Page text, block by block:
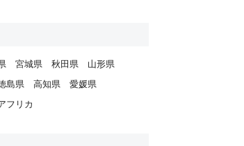
宮城県 秋田県
山形県
島県 高知県
愛媛県
フリカ